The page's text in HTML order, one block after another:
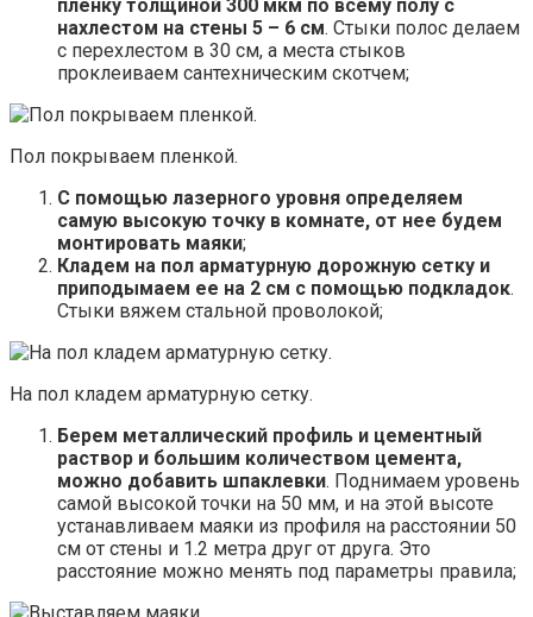
пленку толщиной 300 мкм по всему полу с
нахлестом на стены 5 – 6 см. Стыки полос делаем
с перехлестом в 30 см, а места стыков
проклеиваем сантехническим скотчем;
Пол покрываем пленкой.
С помощью лазерного уровня определяем
самую высокую точку в комнате, от нее будем
монтировать маяки;
Кладем на пол арматурную дорожную сетку и
приподымаем ее на 2 см с помощью подкладок.
Стыки вяжем стальной проволокой;
На пол кладем арматурную сетку.
Берем металлический профиль и цементный
раствор и большим количеством цемента,
можно добавить шпаклевки. Поднимаем уровень
самой высокой точки на 50 мм, и на этой высоте
устанавливаем маяки из профиля на расстоянии 50
см от стены и 1.2 метра друг от друга. Это
расстояние можно менять под параметры правила;